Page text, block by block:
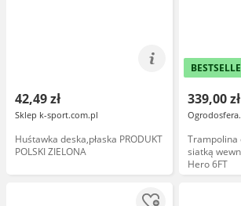
42,49 zł
Sklep k-sport.com.pl
Huśtawka deska,płaska PRODUKT
POLSKI ZIELONA
339,00 zł
Trampolina
siatką
Hero 6FT